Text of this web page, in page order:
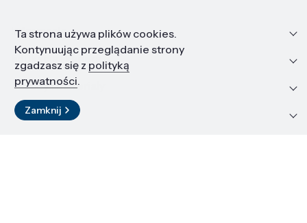
Informacje
Edukacja i kariera
Zasoby i materiały
Kontakt
Ta strona używa plików cookies.
Kontynuując przeglądanie strony
zgadzasz się z polityką
prywatności.
Zamknij